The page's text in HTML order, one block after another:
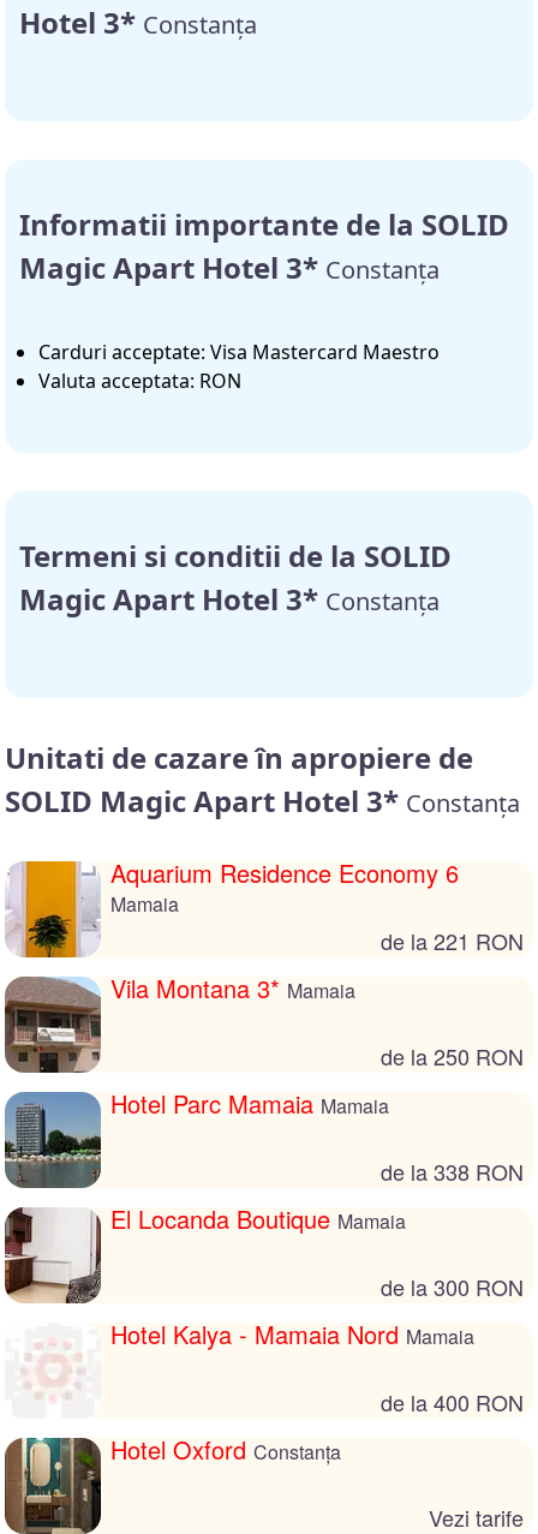
Hotel 3* Constanța
Informatii importante de la SOLID
Magic Apart Hotel 3* Constanța
Carduri acceptate: Visa Mastercard Maestro
Valuta acceptata: RON
Termeni si conditii de la SOLID
Magic Apart Hotel 3* Constanța
Unitati de cazare în apropiere de
SOLID Magic Apart Hotel 3* Constanța
Aquarium Residence Economy 6
Mamaia
de la 221 RON
Vila Montana 3* Mamaia
de la 250 RON
Hotel Parc Mamaia Mamaia
de la 338 RON
El Locanda Boutique Mamaia
de la 300 RON
Hotel Kalya - Mamaia Nord Mamaia
de la 400 RON
Hotel Oxford Constanța
Vezi tarife